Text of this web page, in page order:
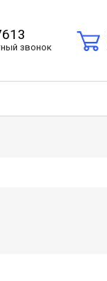
звонок